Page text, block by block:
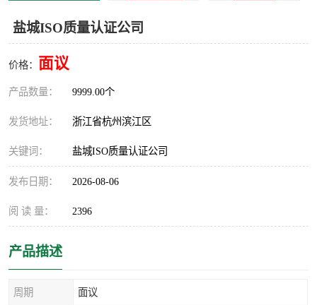
盐城ISO质量认证公司
价格： 面议
产品数量： 9999.00个
发货地址： 浙江省杭州滨江区
关键词： 盐城ISO质量认证公司
发布日期： 2026-08-06
阅 读 量： 2396
产品描述
周期 面议
CCC认证
TS16949认证
iso22000认证